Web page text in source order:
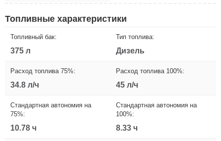
Топливные характеристики
Топливный бак:
375 л
Тип топлива:
Дизель
Расход топлива 75%:
34.8 л/ч
Расход топлива 100%:
45 л/ч
Стандартная автономия на
75%:
10.78 ч
Стандартная автономия на
100%:
8.33 ч